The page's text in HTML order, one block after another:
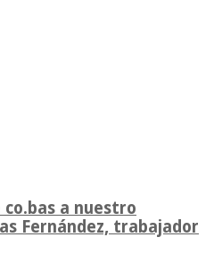
a nuestro
Fernández, trabajador